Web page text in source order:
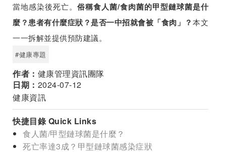
當地感染後死亡。 俗稱食人菌/食肉菌的甲型鏈球菌是什
麼？患者有什麼症狀？是否一中招就會被「食肉」？本文
一一拆解並提供預防建議。
#健康專題
作者： 健康管理資訊團隊
日期： 2024-07-12
健康資訊
快捷目錄 Quick Links
食人菌/甲型鏈球菌是什麼？
死亡率達3成？甲型鏈球菌感染症狀